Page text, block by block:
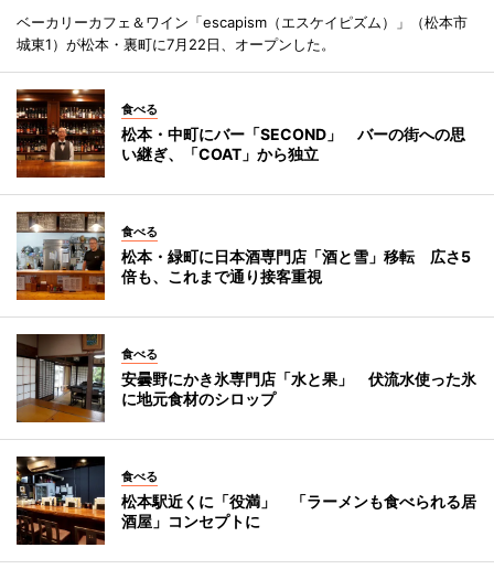
ベーカリーカフェ＆ワイン「escapism（エスケイピズム）」（松本市
城東1）が松本・裏町に7月22日、オープンした。
食べる
松本・中町にバー「SECOND」 バーの街への思
い継ぎ、「COAT」から独立
食べる
松本・緑町に日本酒専門店「酒と雪」移転 広さ5
倍も、これまで通り接客重視
食べる
安曇野にかき氷専門店「水と果」 伏流水使った氷
に地元食材のシロップ
食べる
松本駅近くに「役満」 「ラーメンも食べられる居
酒屋」コンセプトに